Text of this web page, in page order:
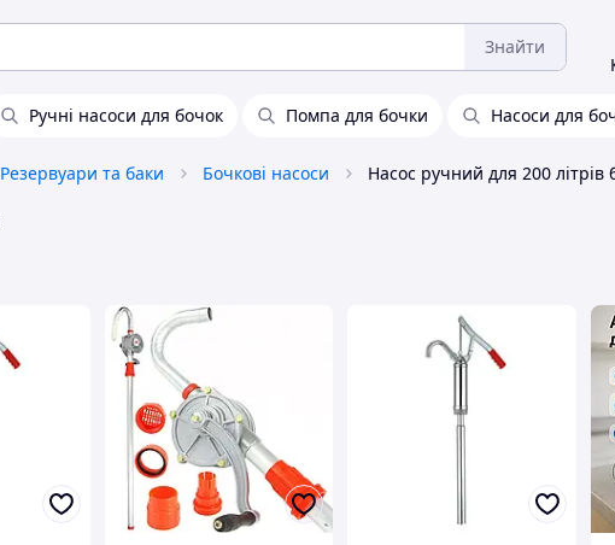
Знайти
Ручні насоси для бочок Помпа для бочки Насоси для
Резервуари та баки Бочкові насоси Насос ручний для 200 літрів